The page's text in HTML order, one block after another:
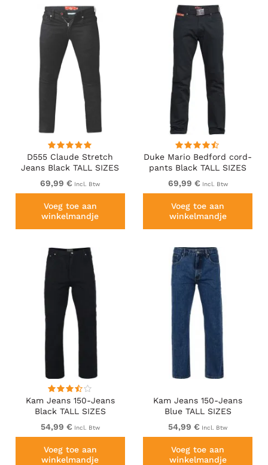
D555 Claude Stretch
Jeans Black TALL SIZES
69,99 € Incl. Btw
Voeg toe aan
winkelmandje
Duke Mario Bedford cord-
pants Black TALL SIZES
69,99 € Incl. Btw
Voeg toe aan
winkelmandje
Kam Jeans 150-Jeans
Black TALL SIZES
54,99 € Incl. Btw
Voeg toe aan
winkelmandje
Kam Jeans 150-Jeans
Blue TALL SIZES
54,99 € Incl. Btw
Voeg toe aan
winkelmandje